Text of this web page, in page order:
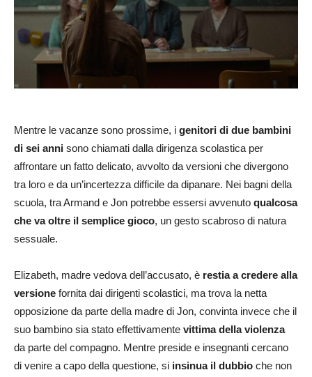
Mentre le vacanze sono prossime, i genitori di due bambini
di sei anni sono chiamati dalla dirigenza scolastica per
affrontare un fatto delicato, avvolto da versioni che divergono
tra loro e da un’incertezza difficile da dipanare. Nei bagni della
scuola, tra Armand e Jon potrebbe essersi avvenuto qualcosa
che va oltre il semplice gioco, un gesto scabroso di natura
sessuale.
Elizabeth, madre vedova dell’accusato, è restia a credere alla
versione fornita dai dirigenti scolastici, ma trova la netta
opposizione da parte della madre di Jon, convinta invece che il
suo bambino sia stato effettivamente vittima della violenza
da parte del compagno. Mentre preside e insegnanti cercano
di venire a capo della questione, si insinua il dubbio che non